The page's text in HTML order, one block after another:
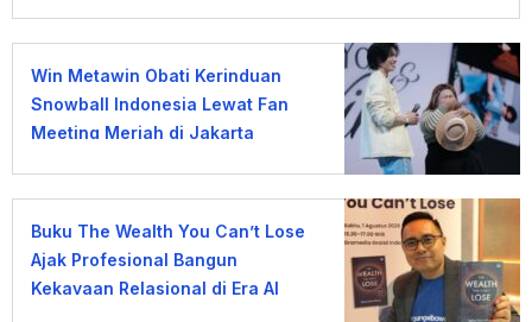
Win Metawin Obati Kerinduan
Snowball Indonesia Lewat Fan
Meeting Meriah di Jakarta
Buku The Wealth You Can’t Lose
Ajak Profesional Bangun
Kekayaan Relasional di Era AI